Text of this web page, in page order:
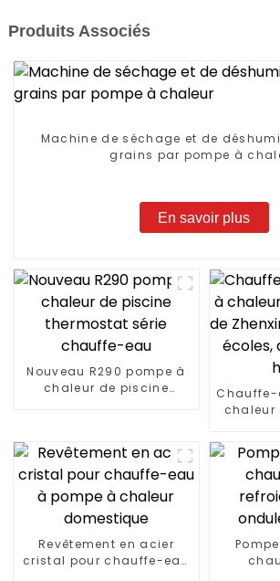
Produits Associés
Machine de séchage et de
grains par pompe à
En savoir plus
Nouveau R290 pompe à
chaleur de piscine
Chauffe-
chaleur
écoles,
Revêtement en acier
cristal pour chauffe-eau